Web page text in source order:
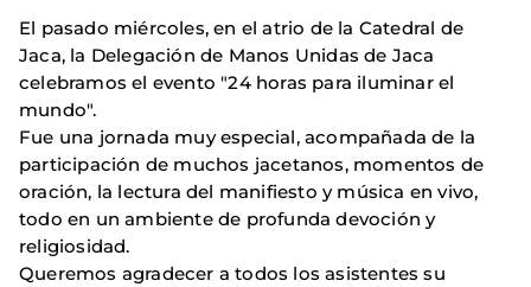
El pasado miércoles, en el atrio de la Catedral de
Jaca, la Delegación de Manos Unidas de Jaca
celebramos el evento "24 horas para iluminar el
mundo".
Fue una jornada muy especial, acompañada de la
participación de muchos jacetanos, momentos de
oración, la lectura del manifiesto y música en vivo,
todo en un ambiente de profunda devoción y
religiosidad.
Queremos agradecer a todos los asistentes su